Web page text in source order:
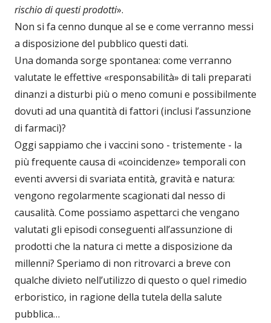
rischio di questi prodotti».
Non si fa cenno dunque al se e come verranno messi
a disposizione del pubblico questi dati.
Una domanda sorge spontanea: come verranno
valutate le effettive «responsabilità» di tali preparati
dinanzi a disturbi più o meno comuni e possibilmente
dovuti ad una quantità di fattori (inclusi l’assunzione
di farmaci)?
Oggi sappiamo che i vaccini sono - tristemente - la
più frequente causa di «coincidenze» temporali con
eventi avversi di svariata entità, gravità e natura:
vengono regolarmente scagionati dal nesso di
causalità. Come possiamo aspettarci che vengano
valutati gli episodi conseguenti all’assunzione di
prodotti che la natura ci mette a disposizione da
millenni? Speriamo di non ritrovarci a breve con
qualche divieto nell’utilizzo di questo o quel rimedio
erboristico, in ragione della tutela della salute
pubblica…